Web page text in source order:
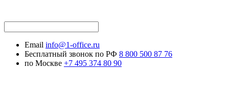
Email info@1-office.ru
Бесплатный звонок по РФ 8 800 500 87 76
по Москве +7 495 374 80 90